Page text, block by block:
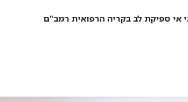
אי ספיקת לב בקריה הרפואית רמב"ם